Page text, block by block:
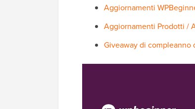
Aggiornamenti
Aggiornamenti Prodotti /
Giveaway di compleanno